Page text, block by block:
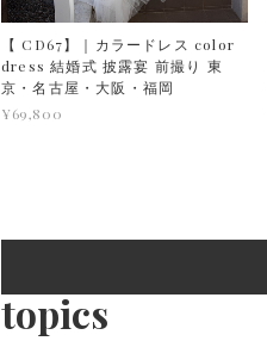
【 CD67】｜カラードレス color
dress 結婚式 披露宴 前撮り 東
京・名古屋・大阪・福岡
¥69,800
topics